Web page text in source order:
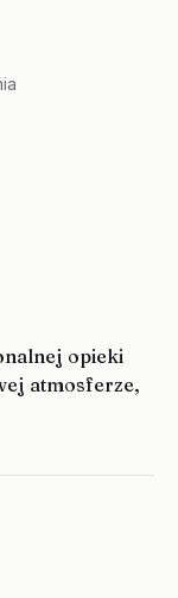
opieki
atmosferze,